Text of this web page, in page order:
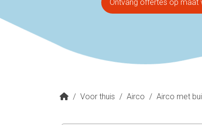
Ontvang offertes op maat
/ Voor thuis / Airco / Airco met